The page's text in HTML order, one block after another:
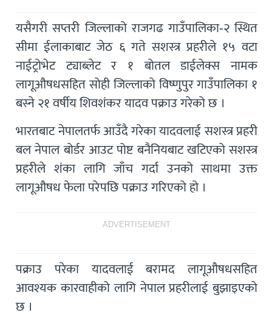
यसैगरी सप्तरी जिल्लाको राजगढ गाउँपालिका-२ स्थित
सीमा ईलाकाबाट जेठ ६ गते सशस्त्र प्रहरीले १५ वटा
नाईट्रोभेट ट्याब्लेट र १ बोतल डाईलेक्स नामक
लागूऔषधसहित सोही जिल्लाको विष्णुपुर गाउँपालिका १
बस्ने २१ वर्षीय शिवशंकर यादव पक्राउ गरेको छ ।
भारतबाट नेपालतर्फ आउँदै गरेका यादवलाई सशस्त्र प्रहरी
बल नेपाल बोर्डर आउट पोष्ट बनैनियबाट खटिएको सशस्त्र
प्रहरीले शंका लागि जाँच गर्दा उनको साथमा उक्त
लागूऔषध फेला परेपछि पक्राउ गरिएको हो ।
ADVERTISEMENT
पक्राउ परेका यादवलाई बरामद लागूऔषधसहित
आवश्यक कारवाहीको लागि नेपाल प्रहरीलाई बुझाइएको
छ ।